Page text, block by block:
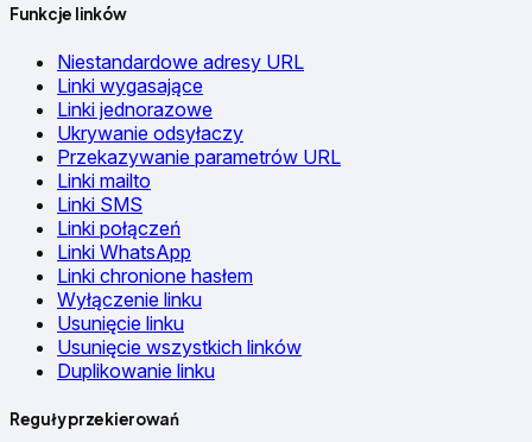
Funkcje linków
Niestandardowe adresy URL
Linki wygasające
Linki jednorazowe
Ukrywanie odsyłaczy
Przekazywanie parametrów URL
Linki mailto
Linki SMS
Linki połączeń
Linki WhatsApp
Linki chronione hasłem
Wyłączenie linku
Usunięcie linku
Usunięcie wszystkich linków
Duplikowanie linku
Reguły przekierowań